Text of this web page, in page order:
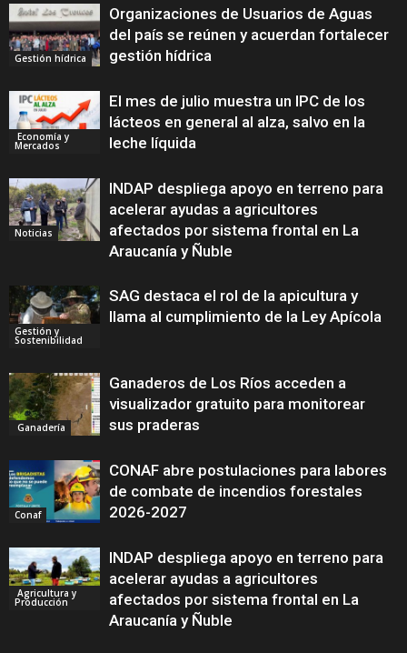
Gestión hídrica
Organizaciones de Usuarios de Aguas
del país se reúnen y acuerdan fortalecer
gestión hídrica
Economía y
Mercados
El mes de julio muestra un IPC de los
lácteos en general al alza, salvo en la
leche líquida
Noticias
INDAP despliega apoyo en terreno para
acelerar ayudas a agricultores
afectados por sistema frontal en La
Araucanía y Ñuble
Gestión y
Sostenibilidad
SAG destaca el rol de la apicultura y
llama al cumplimiento de la Ley Apícola
Ganadería
Ganaderos de Los Ríos acceden a
visualizador gratuito para monitorear
sus praderas
Conaf
CONAF abre postulaciones para labores
de combate de incendios forestales
2026-2027
Agricultura y
Producción
INDAP despliega apoyo en terreno para
acelerar ayudas a agricultores
afectados por sistema frontal en La
Araucanía y Ñuble